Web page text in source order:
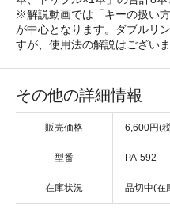
※解説動画では「キーの扱い
が中心となります。ダブルリ
すが、使用法の解説はござい
その他の詳細情報
販売価格 6,600円(
型番 PA-592
在庫状況 品切中(在